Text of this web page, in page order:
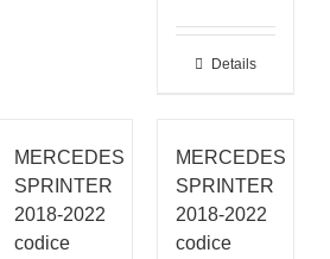
Details
MERCEDES
SPRINTER
2018-2022
codice
MERCEDES
SPRINTER
2018-2022
codice